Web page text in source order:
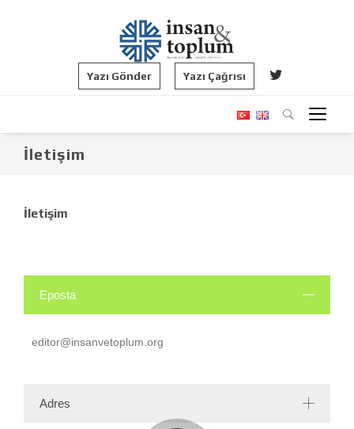
Yazı Gönder Yazı Çağrısı
İletişim
İletişim
Eposta
editor@insanvetoplum.org
Adres